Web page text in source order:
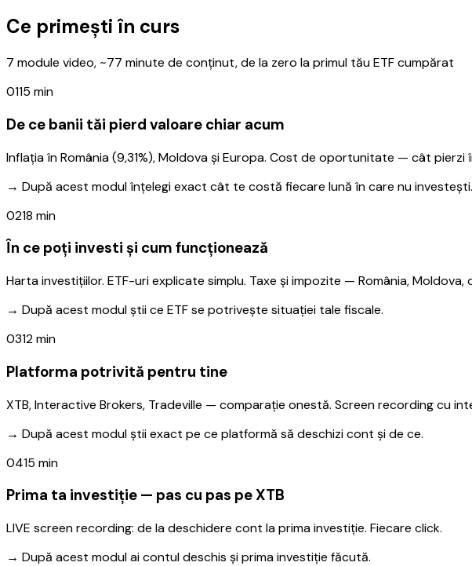
Ce primești în curs
7 module video, ~77 minute de conținut, de la zero la primul tău ETF cumpărat
0115 min
De ce banii tăi pierd valoare chiar acum
Inflația în România (9,31%), Moldova și Europa. Cost de oportunitate — cât pierzi
→ După acest modul înțelegi exact cât te costă fiecare lună în care nu investești.
0218 min
În ce poți investi și cum funcționează
Harta investițiilor. ETF-uri explicate simplu. Taxe și impozite — România, Moldova,
→ După acest modul știi ce ETF se potrivește situației tale fiscale.
0312 min
Platforma potrivită pentru tine
XTB, Interactive Brokers, Tradeville — comparație onestă. Screen recording cu
→ După acest modul știi exact pe ce platformă să deschizi cont și de ce.
0415 min
Prima ta investiție — pas cu pas pe XTB
LIVE screen recording: de la deschidere cont la prima investiție. Fiecare click.
→ După acest modul ai contul deschis și prima investiție făcută.